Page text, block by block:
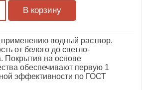
применению водный раствор.
от белого до светло-
Покрытия на основе
обеспечивают первую 1
эффективности по ГОСТ